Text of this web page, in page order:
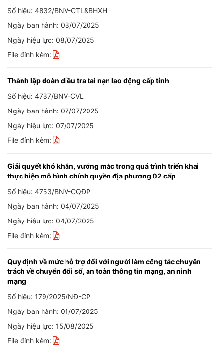
Số hiệu: 4832/BNV-CTL&BHXH
Ngày ban hành: 08/07/2025
Ngày hiệu lực: 08/07/2025
File đính kèm:
Thành lập đoàn điều tra tai nạn lao động cấp tỉnh
Số hiệu: 4787/BNV-CVL
Ngày ban hành: 07/07/2025
Ngày hiệu lực: 07/07/2025
File đính kèm:
Giải quyết khó khăn, vướng mắc trong quá trình triển khai
thực hiện mô hình chính quyền địa phương 02 cấp
Số hiệu: 4753/BNV-CQĐP
Ngày ban hành: 04/07/2025
Ngày hiệu lực: 04/07/2025
File đính kèm:
Quy định về mức hỗ trợ đối với người làm công tác chuyên
trách về chuyển đổi số, an toàn thông tin mạng, an ninh
mạng
Số hiệu: 179/2025/NĐ-CP
Ngày ban hành: 01/07/2025
Ngày hiệu lực: 15/08/2025
File đính kèm: